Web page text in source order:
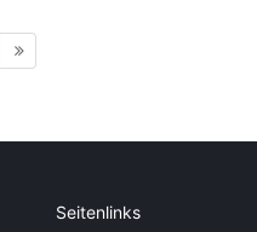
Seitenlinks